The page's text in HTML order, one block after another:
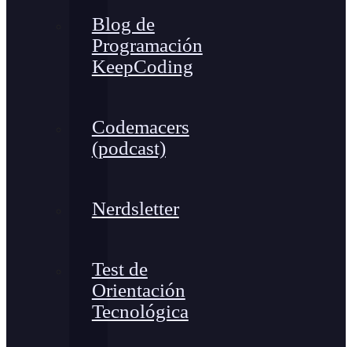
Blog de
Programación
KeepCoding
Codemacers
(podcast)
Nerdsletter
Test de
Orientación
Tecnológica